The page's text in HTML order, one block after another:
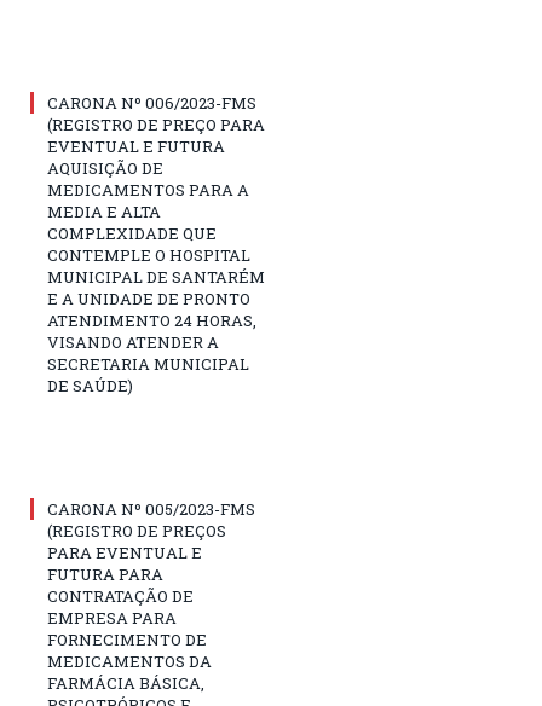
CARONA Nº 006/2023-FMS
(REGISTRO DE PREÇO PARA
EVENTUAL E FUTURA
AQUISIÇÃO DE
MEDICAMENTOS PARA A
MEDIA E ALTA
COMPLEXIDADE QUE
CONTEMPLE O HOSPITAL
MUNICIPAL DE SANTARÉM
E A UNIDADE DE PRONTO
ATENDIMENTO 24 HORAS,
VISANDO ATENDER A
SECRETARIA MUNICIPAL
DE SAÚDE)
CARONA Nº 005/2023-FMS
(REGISTRO DE PREÇOS
PARA EVENTUAL E
FUTURA PARA
CONTRATAÇÃO DE
EMPRESA PARA
FORNECIMENTO DE
MEDICAMENTOS DA
FARMÁCIA BÁSICA,